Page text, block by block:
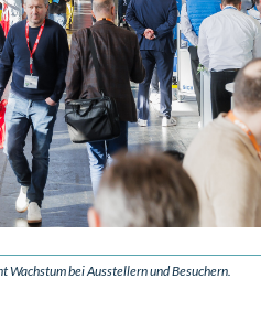
bei Ausstellern und Besuchern.